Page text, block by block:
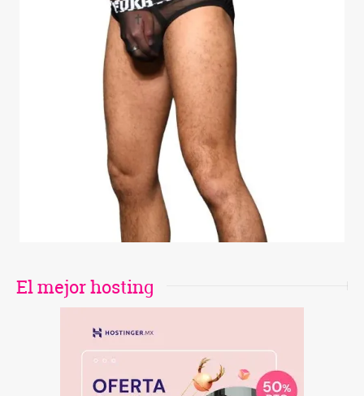
El mejor hosting